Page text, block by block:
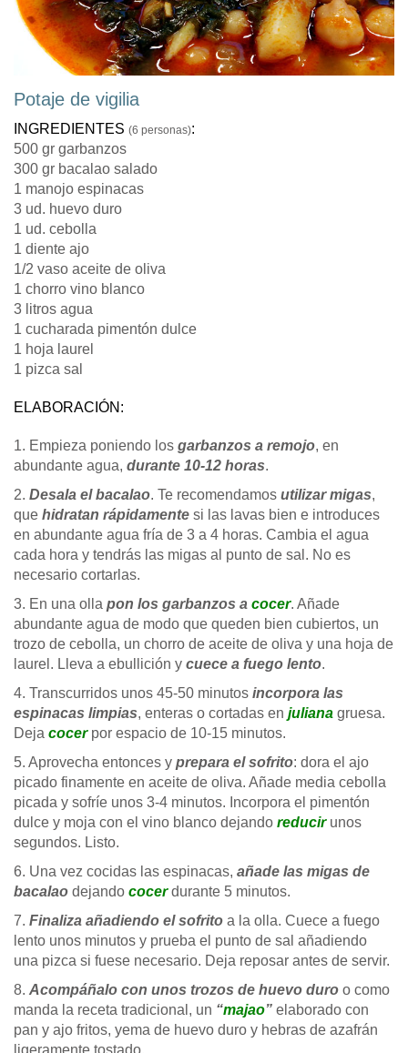
Potaje de vigilia
INGREDIENTES (6 personas):
500 gr garbanzos
300 gr bacalao salado
1 manojo espinacas
3 ud. huevo duro
1 ud. cebolla
1 diente ajo
1/2 vaso aceite de oliva
1 chorro vino blanco
3 litros agua
1 cucharada pimentón dulce
1 hoja laurel
1 pizca sal
ELABORACIÓN:
1. Empieza poniendo los garbanzos a remojo, en
abundante agua, durante 10-12 horas.
2. Desala el bacalao. Te recomendamos utilizar migas,
que hidratan rápidamente si las lavas bien e introduces
en abundante agua fría de 3 a 4 horas. Cambia el agua
cada hora y tendrás las migas al punto de sal. No es
necesario cortarlas.
3. En una olla pon los garbanzos a cocer. Añade
abundante agua de modo que queden bien cubiertos, un
trozo de cebolla, un chorro de aceite de oliva y una hoja de
laurel. Lleva a ebullición y cuece a fuego lento.
4. Transcurridos unos 45-50 minutos incorpora las
espinacas limpias, enteras o cortadas en juliana gruesa.
Deja cocerpor espacio de 10-15 minutos.
5. Aprovecha entonces y prepara el sofrito: dora el ajo
picado finamente en aceite de oliva. Añade media cebolla
picada y sofríe unos 3-4 minutos. Incorpora el pimentón
dulce y moja con el vino blanco dejando reducirunos
segundos. Listo.
6. Una vez cocidas las espinacas, añade las migas de
bacalao dejando cocerdurante 5 minutos.
7. Finaliza añadiendo el sofrito a la olla. Cuece a fuego
lento unos minutos y prueba el punto de sal añadiendo
una pizca si fuese necesario. Deja reposar antes de servir.
8. Acompáñalo con unos trozos de huevo duro o como
manda la receta tradicional, un “majao” elaborado con
pan y ajo fritos, yema de huevo duro y hebras de azafrán